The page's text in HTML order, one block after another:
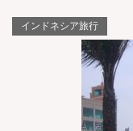
インドネシア旅行